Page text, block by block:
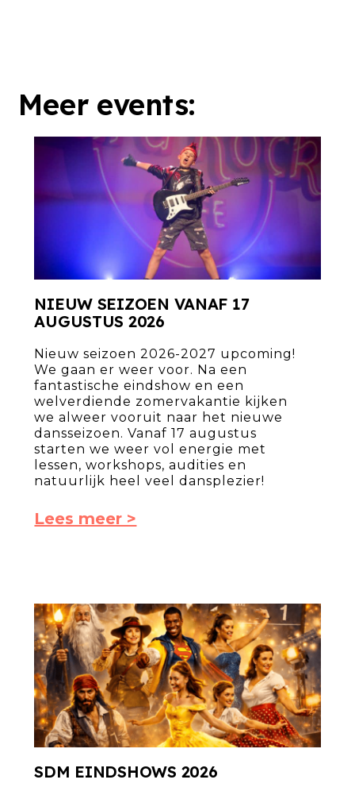
Meer events:
NIEUW SEIZOEN VANAF 17
AUGUSTUS 2026
Nieuw seizoen 2026-2027 upcoming!
We gaan er weer voor. Na een
fantastische eindshow en een
welverdiende zomervakantie kijken
we alweer vooruit naar het nieuwe
dansseizoen. Vanaf 17 augustus
starten we weer vol energie met
lessen, workshops, audities en
natuurlijk heel veel dansplezier!
Lees meer >
SDM EINDSHOWS 2026